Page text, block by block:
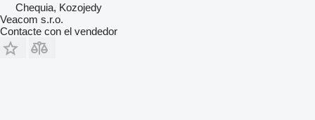
Chequia, Kozojedy
Veacom s.r.o.
Contacte con el vendedor